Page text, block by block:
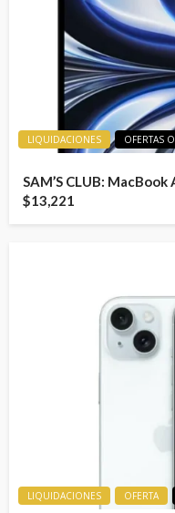
LIQUIDACIONES OFERTAS
SAM’S CLUB:
$13,221
LIQUIDACIONES OFERTA